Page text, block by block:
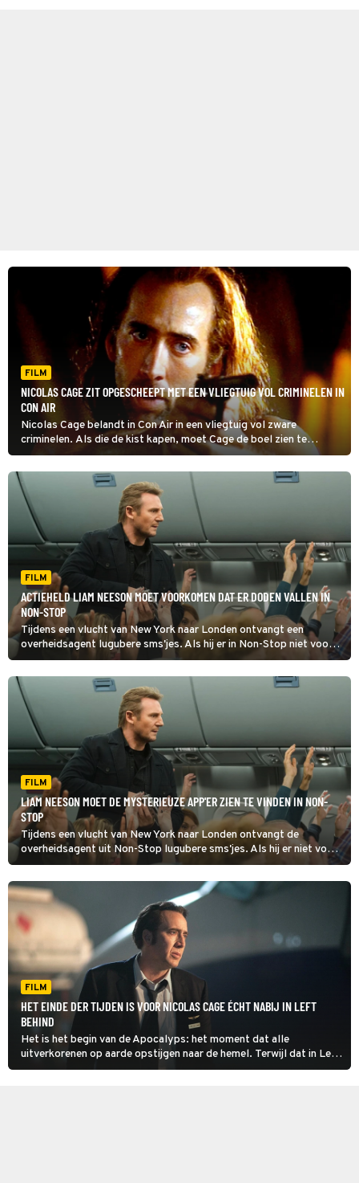
FILM
NICOLAS CAGE ZIT OPGESCHEEPT MET EEN VLIEGTUIG VOL CRIMINELEN IN
CON AIR
Nicolas Cage belandt in Con Air in een vliegtuig vol zware
criminelen. Als die de kist kapen, moet Cage de boel zien te
redden.
FILM
ACTIEHELD LIAM NEESON MOET VOORKOMEN DAT ER DODEN VALLEN IN
NON-STOP
Tijdens een vlucht van New York naar Londen ontvangt een
overheidsagent lugubere sms'jes. Als hij er in Non-Stop niet voor
zorgt dat de overheid de afzender 150 miljoen dollar betaalt, zal
er iedere twintig minuten een medepassagier sterven.
FILM
LIAM NEESON MOET DE MYSTERIEUZE APP'ER ZIEN TE VINDEN IN NON-
STOP
Tijdens een vlucht van New York naar Londen ontvangt de
overheidsagent uit Non-Stop lugubere sms'jes. Als hij er niet voor
zorgt dat de overheid de afzender 150 miljoen dollar betaalt, zal
er iedere twintig minuten een medepassagier sterven.
FILM
HET EINDE DER TIJDEN IS VOOR NICOLAS CAGE ÉCHT NABIJ IN LEFT
BEHIND
Het is het begin van de Apocalyps: het moment dat alle
uitverkorenen op aarde opstijgen naar de hemel. Terwijl dat in Left
Behind gebeurt, moet een piloot zijn vliegtuig veilig aan de grond